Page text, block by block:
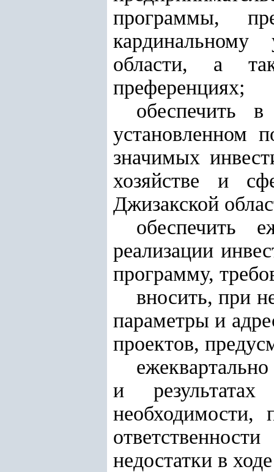
программы,
кардинальному
области, а
преференциях;
обеспечить
установленном
значимых
хозяйстве и
Джизакской
обеспечить
реализации
программу,
вносить, при
параметры и
проектов,
и
необходимости,
недостатки в